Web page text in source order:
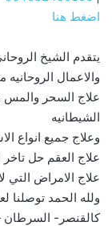
اضغط هنا
يتقدم الشيخ
والاعمال الروحانيه
علاج السحر والمس
الشيطانيه
وعلاج جميع انواع
علاج العقم حل تاخر
علاج الامراض
ولله الحمد توصلنا
كالقنصر- السرطان